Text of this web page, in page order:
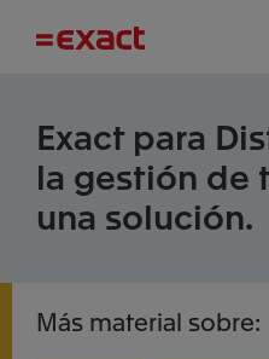
Exact para
la gestión de
una solución.
Más material sobre: